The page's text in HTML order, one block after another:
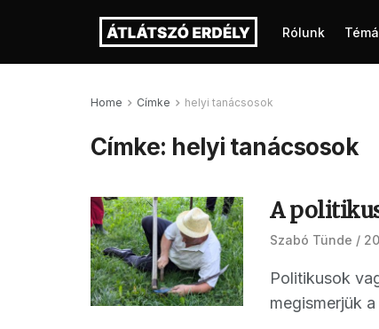
Rólunk
Home Címke helyi tanácsosok
Címke: helyi tanácsosok
A
Szabó Tünde
Politikusok
megismerjük